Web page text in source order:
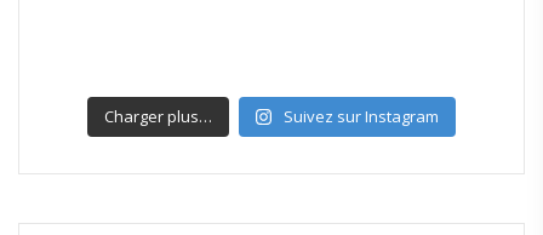
Charger plus… Suivez sur Instagram